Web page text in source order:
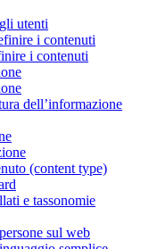
utenti
i contenuti
i contenuti
dell’informazione
(content type)
e tassonomie
sul web